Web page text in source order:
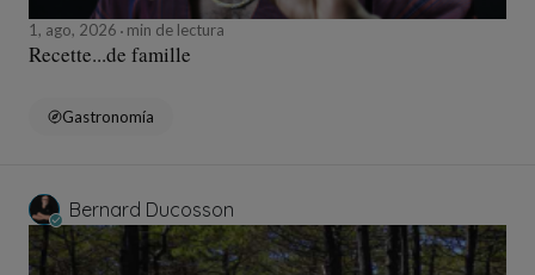
1, ago, 2026 min de lectura
Recette...de famille
Gastronomía
Bernard Ducosson